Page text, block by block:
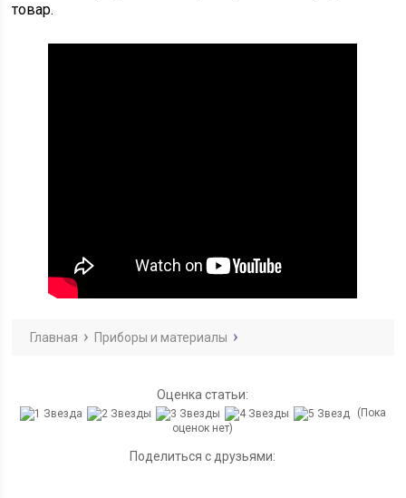
товар.
Главная Приборы и материалы
Оценка статьи:
(Пока
оценок нет)
Поделиться с друзьями: